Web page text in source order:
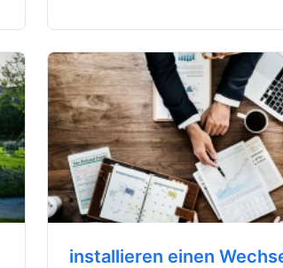
installieren einen